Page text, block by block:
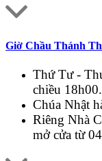
Giờ Chầu Thánh
Thứ Tư -
chiều 18h00.
Chúa Nhật
Riêng Nhà
mở cửa từ